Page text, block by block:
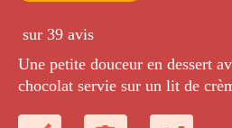
sur 39 avis
Une petite douceur en dessert
chocolat servie sur un lit de